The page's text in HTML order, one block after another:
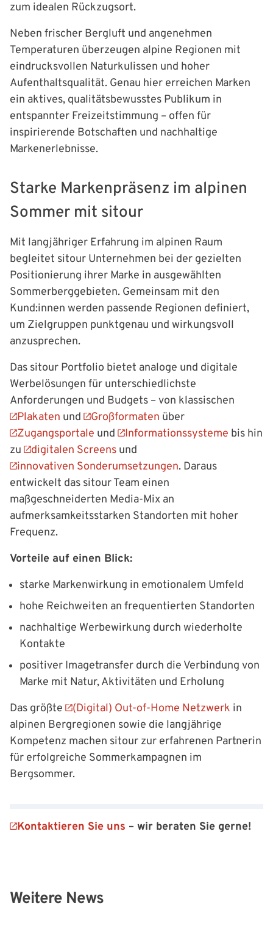
zum idealen Rückzugsort.
Neben frischer Bergluft und angenehmen
Temperaturen überzeugen alpine Regionen mit
eindrucksvollen Naturkulissen und hoher
Aufenthaltsqualität. Genau hier erreichen Marken
ein aktives, qualitätsbewusstes Publikum in
entspannter Freizeitstimmung – offen für
inspirierende Botschaften und nachhaltige
Markenerlebnisse.
Starke Markenpräsenz im alpinen
Sommer mit sitour
Mit langjähriger Erfahrung im alpinen Raum
begleitet sitour Unternehmen bei der gezielten
Positionierung ihrer Marke in ausgewählten
Sommerberggebieten. Gemeinsam mit den
Kund:innen werden passende Regionen definiert,
um Zielgruppen punktgenau und wirkungsvoll
anzusprechen.
Das sitour Portfolio bietet analoge und digitale
Werbelösungen für unterschiedlichste
Anforderungen und Budgets – von klassischen
Plakaten und Großformaten über
Zugangsportale und Informationssysteme bis hin
zu
digitalen Screens und
innovativen Sonderumsetzungen. Daraus
entwickelt das sitour Team einen
maßgeschneiderten Media-Mix an
aufmerksamkeitsstarken Standorten mit hoher
Frequenz.
Vorteile auf einen Blick:
starke Markenwirkung in emotionalem Umfeld
hohe Reichweiten an frequentierten Standorten
nachhaltige Werbewirkung durch wiederholte
Kontakte
positiver Imagetransfer durch die Verbindung von
Marke mit Natur, Aktivitäten und Erholung
Das größte
(Digital) Out-of-Home Netzwerk in
alpinen Bergregionen sowie die langjährige
Kompetenz machen sitour zur erfahrenen Partnerin
für erfolgreiche Sommerkampagnen im
Bergsommer.
Kontaktieren Sie uns – wir beraten Sie gerne!
Weitere News